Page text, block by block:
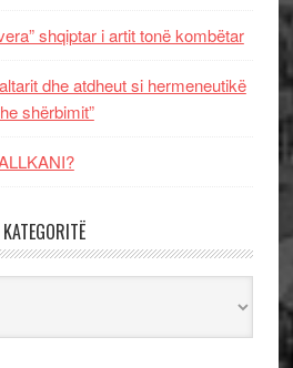
shqiptar i artit tonë kombëtar
dhe atdheut si hermeneutikë
shërbimit”
KATEGORITË